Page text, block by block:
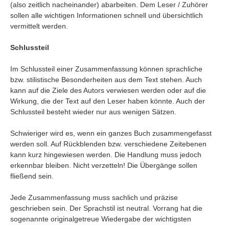
(also zeitlich nacheinander) abarbeiten. Dem Leser / Zuhörer
sollen alle wichtigen Informationen schnell und übersichtlich
vermittelt werden.
Schlussteil
Im Schlussteil einer Zusammenfassung können sprachliche
bzw. stilistische Besonderheiten aus dem Text stehen. Auch
kann auf die Ziele des Autors verwiesen werden oder auf die
Wirkung, die der Text auf den Leser haben könnte. Auch der
Schlussteil besteht wieder nur aus wenigen Sätzen.
Schwieriger wird es, wenn ein ganzes Buch zusammengefasst
werden soll. Auf Rückblenden bzw. verschiedene Zeitebenen
kann kurz hingewiesen werden. Die Handlung muss jedoch
erkennbar bleiben. Nicht verzetteln! Die Übergänge sollen
fließend sein.
Jede Zusammenfassung muss sachlich und präzise
geschrieben sein. Der Sprachstil ist neutral. Vorrang hat die
sogenannte originalgetreue Wiedergabe der wichtigsten